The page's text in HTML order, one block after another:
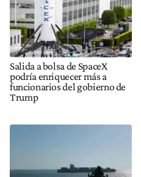
Salida a bolsa de SpaceX
podría enriquecer más a
funcionarios del gobierno de
Trump